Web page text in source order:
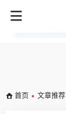
首页 • 文章推荐